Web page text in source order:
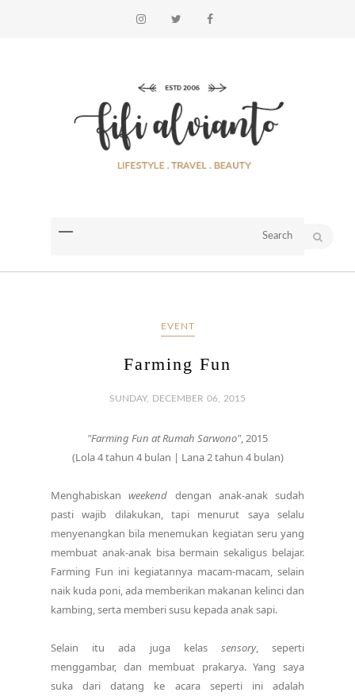
EVENT
Farming Fun
SUNDAY, DECEMBER 06, 2015
"Farming Fun at Rumah Sarwono", 2015
(Lola 4 tahun 4 bulan | Lana 2 tahun 4 bulan)
Menghabiskanweekend dengan anak-anak sudah
pasti wajib dilakukan, tapi menurut saya selalu
menyenangkan bila menemukan kegiatan seru yang
membuat anak-anak bisa bermain sekaligus belajar.
Farming Fun ini kegiatannya macam-macam, selain
naik kuda poni, ada memberikan makanan kelinci dan
kambing, serta memberi susu kepada anak sapi.
Selain itu ada juga kelas sensory, seperti
menggambar, dan membuat prakarya. Yang saya
suka dari datang ke acara seperti ini adalah